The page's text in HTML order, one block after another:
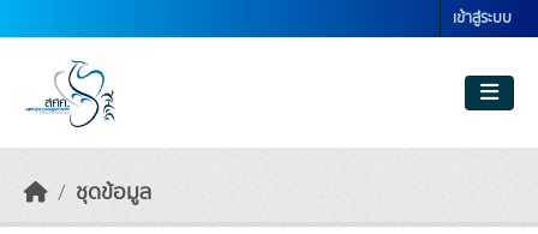
เข้าสู่ระบบ
ชุดข้อมูล